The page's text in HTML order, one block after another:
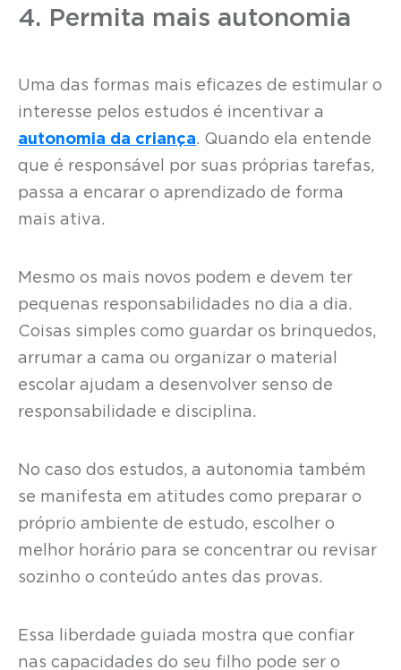
4. Permita mais autonomia
Uma das formas mais eficazes de estimular o
interesse pelos estudos é incentivar a
autonomia da criança. Quando ela entende
que é responsável por suas próprias tarefas,
passa a encarar o aprendizado de forma
mais ativa.
Mesmo os mais novos podem e devem ter
pequenas responsabilidades no dia a dia.
Coisas simples como guardar os brinquedos,
arrumar a cama ou organizar o material
escolar ajudam a desenvolver senso de
responsabilidade e disciplina.
No caso dos estudos, a autonomia também
se manifesta em atitudes como preparar o
próprio ambiente de estudo, escolher o
melhor horário para se concentrar ou revisar
sozinho o conteúdo antes das provas.
Essa liberdade guiada mostra que confiar
nas capacidades do seu filho pode ser o